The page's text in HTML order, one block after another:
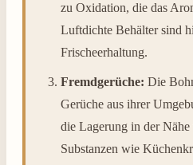
zu Oxidation, die das
Luftdichte Behälter sind
Frischeerhaltung.
Fremdgerüche: Die
Gerüche aus ihrer
die Lagerung in der
Substanzen wie